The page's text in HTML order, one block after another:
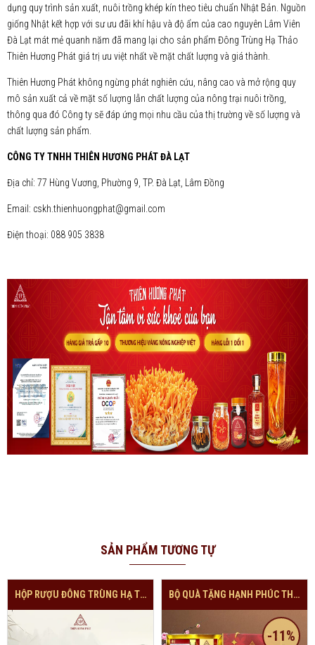
dụng quy trình sản xuất, nuôi trồng khép kín theo tiêu chuẩn Nhật Bản. Nguồn
giống Nhật kết hợp với sư ưu đãi khí hậu và độ ẩm của cao nguyên Lâm Viên
Đà Lạt mát mẻ quanh năm đã mang lại cho sản phẩm Đông Trùng Hạ Thảo
Thiên Hương Phát giá trị ưu việt nhất về mặt chất lượng và giá thành.
Thiên Hương Phát không ngừng phát nghiên cứu, nâng cao và mở rộng quy
mô sản xuất cả về mặt số lượng lẫn chất lượng của nông trại nuôi trồng,
thông qua đó Công ty sẽ đáp ứng mọi nhu cầu của thị trường về số lượng và
chất lượng sản phẩm.
CÔNG TY TNHH THIÊN HƯƠNG PHÁT ĐÀ LẠT
Địa chỉ: 77 Hùng Vương, Phường 9, TP. Đà Lạt, Lâm Đồng
Email: cskh.thienhuongphat@gmail.com
Điện thoại: 088 905 3838
SẢN PHẨM TƯƠNG TỰ
HỘP RƯỢU ĐÔNG TRÙNG HẠ THẢO CAO CẤP BỘ QUÀ TẶNG HẠNH PHÚC THƯỢNG HẠNG
-11%